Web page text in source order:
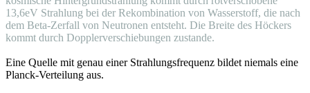
13,6eV Strahlung bei der Rekombination von Wasserstoff, die nach
dem Beta-Zerfall von Neutronen entsteht. Die Breite des Höckers
kommt durch Dopplerverschiebungen zustande.
Eine Quelle mit genau einer Strahlungsfrequenz bildet niemals eine
Planck-Verteilung aus.